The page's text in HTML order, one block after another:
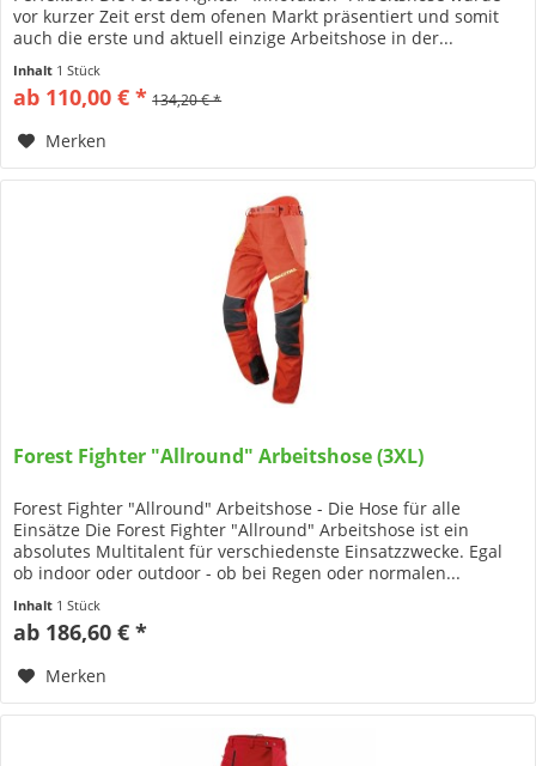
vor kurzer Zeit erst dem ofenen Markt präsentiert und somit
auch die erste und aktuell einzige Arbeitshose in der...
Inhalt 1 Stück
ab 110,00 € * 134,20 € *
Merken
Forest Fighter "Allround" Arbeitshose (3XL)
Forest Fighter "Allround" Arbeitshose - Die Hose für alle
Einsätze Die Forest Fighter "Allround" Arbeitshose ist ein
absolutes Multitalent für verschiedenste Einsatzzwecke. Egal
ob indoor oder outdoor - ob bei Regen oder normalen...
Inhalt 1 Stück
ab 186,60 € *
Merken